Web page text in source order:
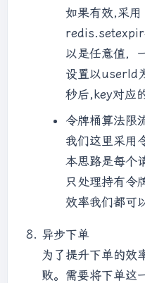
如果有效,采用
以是任意值，
设置以userId
秒后,key对应
令牌桶算法限
我们这里采用
本思路是每个
只处理持有令
效率我们都可
异步下单
为了提升下单的效
败。需要将下单这